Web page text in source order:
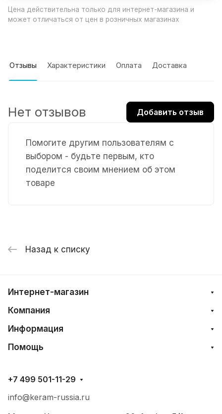
Цена действительна только для интернет-магазина и
может отличаться от цен в розничных магазинах
Отзывы Характеристики Оплата Доставка
Помогите другим пользователям с
выбором - будьте первым, кто
поделится своим мнением об этом
товаре
Нет отзывов Добавить отзыв
Назад к списку
Интернет-магазин
Компания
Информация
Помощь
+7 499 501-11-29
info@keram-russia.ru